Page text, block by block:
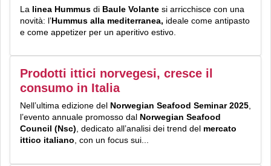
La linea Hummus di Baule Volante si arricchisce con una
novità: l’Hummus alla mediterranea, ideale come antipasto
e come appetizer per un aperitivo estivo.
Prodotti ittici norvegesi, cresce il
consumo in Italia
Nell’ultima edizione del Norwegian Seafood Seminar 2025,
l’evento annuale promosso dal Norwegian Seafood
Council (Nsc), dedicato all’analisi dei trend del mercato
ittico italiano, con un focus sui...